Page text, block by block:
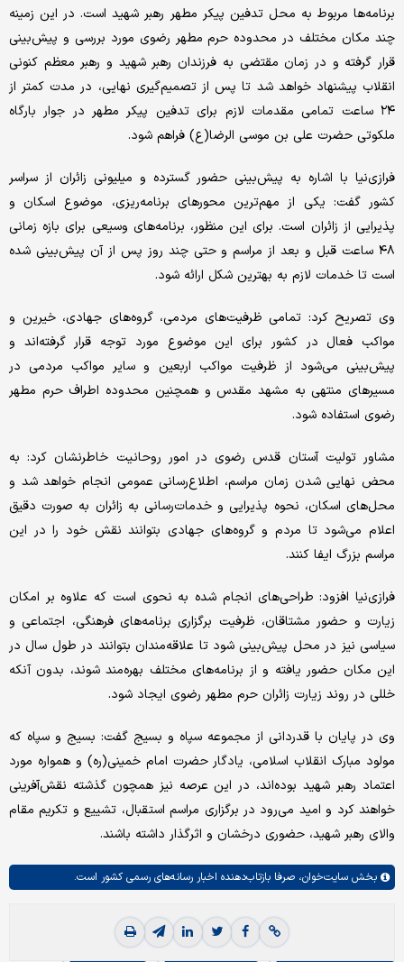
برنامه‌ها مربوط به محل تدفین پیکر مطهر رهبر شهید است. در این زمینه
چند مکان مختلف در محدوده حرم مطهر رضوی مورد بررسی و پیش‌بینی
قرار گرفته و در زمان مقتضی به فرزندان رهبر شهید و رهبر معظم کنونی
انقلاب پیشنهاد خواهد شد تا پس از تصمیم‌گیری نهایی، در مدت کمتر از
۲۴ ساعت تمامی مقدمات لازم برای تدفین پیکر مطهر در جوار بارگاه
ملکوتی حضرت علی بن موسی الرضا(ع) فراهم شود.
فرازی‌نیا با اشاره به پیش‌بینی حضور گسترده و میلیونی زائران از سراسر
کشور گفت: یکی از مهم‌ترین محورهای برنامه‌ریزی، موضوع اسکان و
پذیرایی از زائران است. برای این منظور، برنامه‌های وسیعی برای بازه زمانی
۴۸ ساعت قبل و بعد از مراسم و حتی چند روز پس از آن پیش‌بینی شده
است تا خدمات لازم به بهترین شکل ارائه شود.
وی تصریح کرد: تمامی ظرفیت‌های مردمی، گروه‌های جهادی، خیرین و
مواکب فعال در کشور برای این موضوع مورد توجه قرار گرفته‌اند و
پیش‌بینی می‌شود از ظرفیت مواکب اربعین و سایر مواکب مردمی در
مسیرهای منتهی به مشهد مقدس و همچنین محدوده اطراف حرم مطهر
رضوی استفاده شود.
مشاور تولیت آستان قدس رضوی در امور روحانیت خاطرنشان کرد: به
محض نهایی شدن زمان مراسم، اطلاع‌رسانی عمومی انجام خواهد شد و
محل‌های اسکان، نحوه پذیرایی و خدمات‌رسانی به زائران به صورت دقیق
اعلام می‌شود تا مردم و گروه‌های جهادی بتوانند نقش خود را در این
مراسم بزرگ ایفا کنند.
فرازی‌نیا افزود: طراحی‌های انجام شده به نحوی است که علاوه بر امکان
زیارت و حضور مشتاقان، ظرفیت برگزاری برنامه‌های فرهنگی، اجتماعی و
سیاسی نیز در محل پیش‌بینی شود تا علاقه‌مندان بتوانند در طول سال در
این مکان حضور یافته و از برنامه‌های مختلف بهره‌مند شوند، بدون آنکه
خللی در روند زیارت زائران حرم مطهر رضوی ایجاد شود.
وی در پایان با قدردانی از مجموعه سپاه و بسیج گفت: بسیج و سپاه که
مولود مبارک انقلاب اسلامی، یادگار حضرت امام خمینی(ره) و همواره مورد
اعتماد رهبر شهید بوده‌اند، در این عرصه نیز همچون گذشته نقش‌آفرینی
خواهند کرد و امید می‌رود در برگزاری مراسم استقبال، تشییع و تکریم مقام
والای رهبر شهید، حضوری درخشان و اثرگذار داشته باشند.
بخش سایت‌خوان، صرفا بازتاب‌دهنده اخبار رسانه‌های رسمی کشور است.